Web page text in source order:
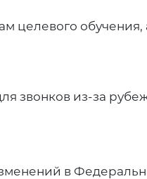
обучения,
звонков из-за
в